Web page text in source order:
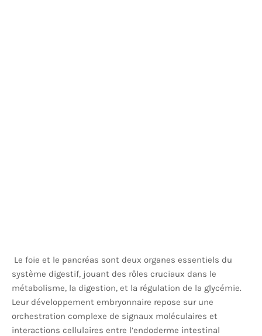
Le foie et le pancréas sont deux organes essentiels du
système digestif, jouant des rôles cruciaux dans le
métabolisme, la digestion, et la régulation de la glycémie.
Leur développement embryonnaire repose sur une
orchestration complexe de signaux moléculaires et
interactions cellulaires entre l’endoderme intestinal